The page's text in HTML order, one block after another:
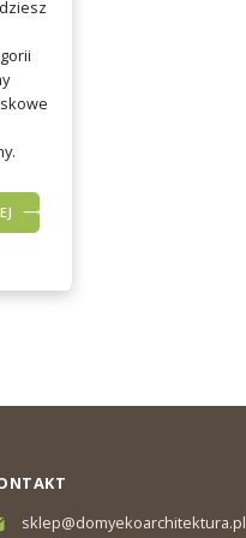
sklep@domyekoarchitektura.pl